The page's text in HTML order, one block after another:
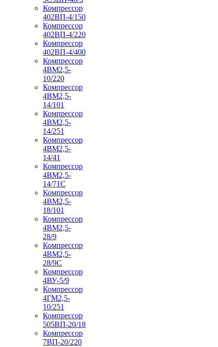
Компрессор
402ВП-4/150
Компрессор
402ВП-4/220
Компрессор
402ВП-4/400
Компрессор
4ВМ2,5-
10/220
Компрессор
4ВМ2,5-
14/101
Компрессор
4ВМ2,5-
14/251
Компрессор
4ВМ2,5-
14/41
Компрессор
4ВМ2,5-
14/71C
Компрессор
4ВМ2,5-
18/101
Компрессор
4ВМ2,5-
28/9
Компрессор
4ВМ2,5-
28/9С
Компрессор
4ВУ-5/9
Компрессор
4ГМ2,5-
10/251
Компрессор
505ВП-20/18
Компрессор
7ВП-20/220